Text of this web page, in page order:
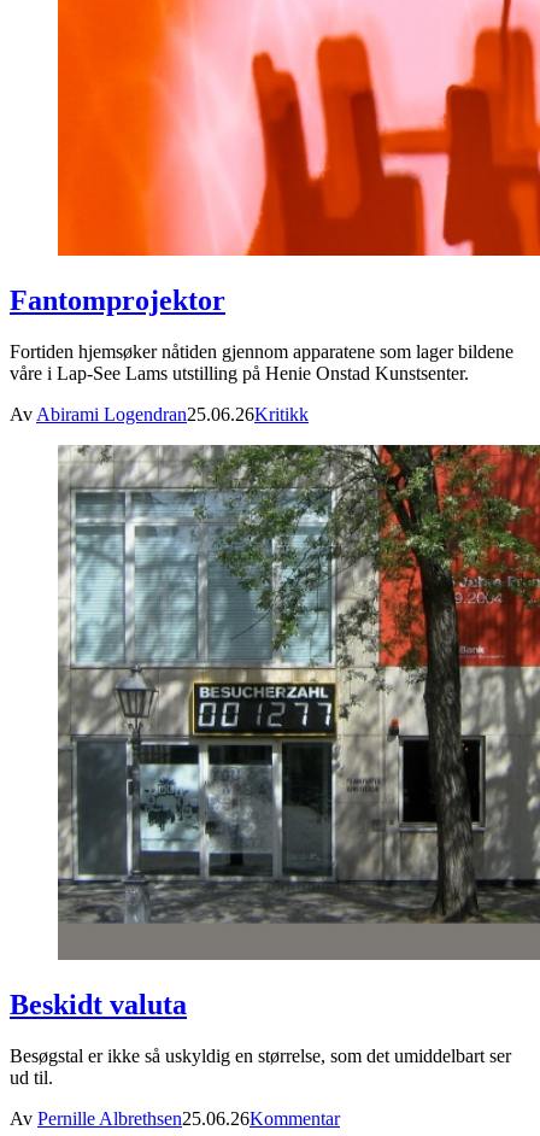
Fantomprojektor
Fortiden hjemsøker nåtiden gjennom apparatene som lager bildene
våre i Lap-See Lams utstilling på Henie Onstad Kunstsenter.
Av Abirami Logendran25.06.26Kritikk
Beskidt valuta
Besøgstal er ikke så uskyldig en størrelse, som det umiddelbart ser
ud til.
Av Pernille Albrethsen25.06.26Kommentar